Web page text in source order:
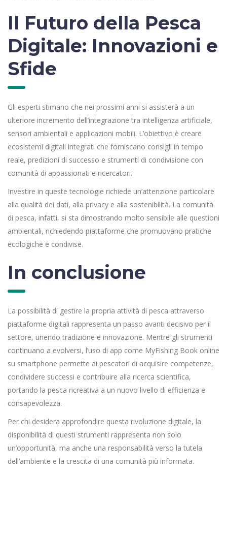
Il Futuro della Pesca
Digitale: Innovazioni e
Sfide
Gli esperti stimano che nei prossimi anni si assisterà a un
ulteriore incremento dell’integrazione tra intelligenza artificiale,
sensori ambientali e applicazioni mobili. L’obiettivo è creare
ecosistemi digitali integrati che forniscano consigli in tempo
reale, predizioni di successo e strumenti di condivisione con
comunità di appassionati e ricercatori.
Investire in queste tecnologie richiede un’attenzione particolare
alla qualità dei dati, alla privacy e alla sostenibilità. La comunità
di pesca, infatti, si sta dimostrando molto sensibile alle questioni
ambientali, richiedendo piattaforme che promuovano pratiche
ecologiche e condivise.
In conclusione
La possibilità di gestire la propria attività di pesca attraverso
piattaforme digitali rappresenta un passo avanti decisivo per il
settore, unendo tradizione e innovazione. Mentre gli strumenti
continuano a evolversi, l’uso di app come MyFishing Book online
su smartphone permette ai pescatori di acquisire competenze,
condividere successi e contribuire alla ricerca scientifica,
portando la pesca ricreativa a un nuovo livello di efficienza e
consapevolezza.
Per chi desidera approfondire questa rivoluzione digitale, la
disponibilità di questi strumenti rappresenta non solo
un’opportunità, ma anche una responsabilità verso la tutela
dell’ambiente e la crescita di una comunità più informata.